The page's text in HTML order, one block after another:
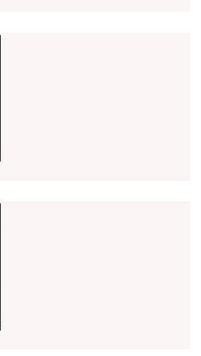
口泉 ]
「西郷どん」と志士たちの群像 （洋泉社ムック）